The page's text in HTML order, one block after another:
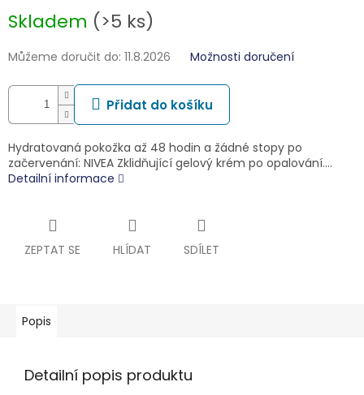
cena:
Skladem (>5 ks)
Můžeme doručit do: 11.8.2026 Možnosti doručení
Přidat do košíku
Hydratovaná pokožka až 48 hodin a žádné stopy po
začervenání: NIVEA Zklidňující gelový krém po opalování.…
Detailní informace
ZEPTAT SE HLÍDAT SDÍLET
Popis
Detailní popis produktu